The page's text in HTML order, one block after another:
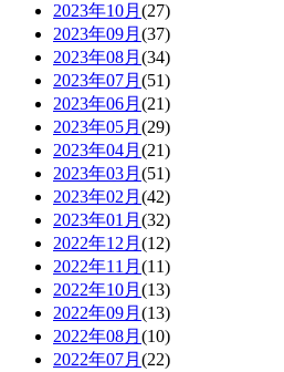
2023年10月 (27)
2023年09月 (37)
2023年08月 (34)
2023年07月 (51)
2023年06月 (21)
2023年05月 (29)
2023年04月 (21)
2023年03月 (51)
2023年02月 (42)
2023年01月 (32)
2022年12月 (12)
2022年11月 (11)
2022年10月 (13)
2022年09月 (13)
2022年08月 (10)
2022年07月 (22)